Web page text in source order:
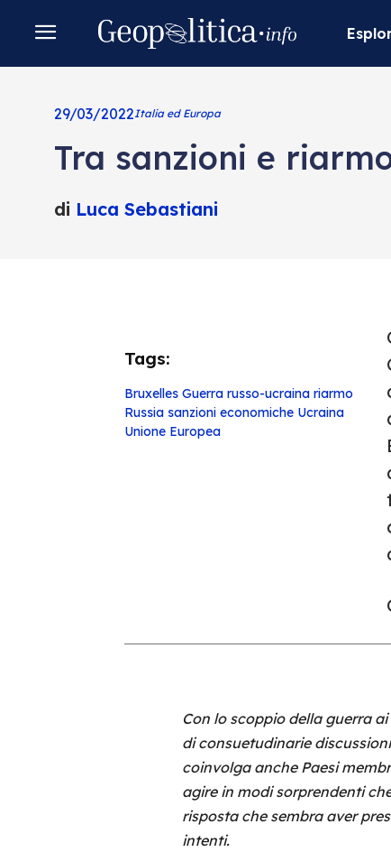
29/03/2022Italia ed Europa
Tra sanzioni e
di Luca Sebastiani
Tags:
Bruxelles Guerra russo-ucraina riarmo
Russia sanzioni economiche Ucraina
Unione Europea
Con lo scoppio della guerra
di consuetudinarie
coinvolga anche Paesi
agire in modi sorprendenti
risposta che sembra aver
intenti.